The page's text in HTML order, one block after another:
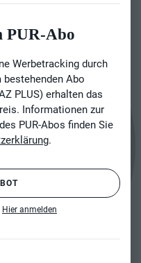
PUR-Abo
Werbetracking durch
Abo
PLUS) erhalten das
Informationen zur
PUR-Abos finden Sie
.
Hier anmelden